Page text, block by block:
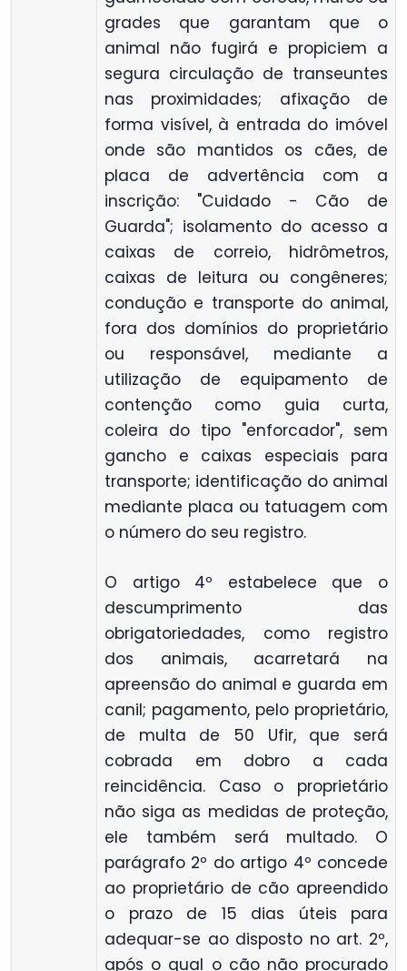
grades que garantam que o
animal não fugirá e propiciem a
segura circulação de transeuntes
nas proximidades; afixação de
forma visível, à entrada do imóvel
onde são mantidos os cães, de
placa de advertência com a
inscrição: "Cuidado - Cão de
Guarda"; isolamento do acesso a
caixas de correio, hidrômetros,
caixas de leitura ou congêneres;
condução e transporte do animal,
fora dos domínios do proprietário
ou responsável, mediante a
utilização de equipamento de
contenção como guia curta,
coleira do tipo "enforcador", sem
gancho e caixas especiais para
transporte; identificação do animal
mediante placa ou tatuagem com
o número do seu registro.
O artigo 4º estabelece que o
descumprimento das
obrigatoriedades, como registro
dos animais, acarretará na
apreensão do animal e guarda em
canil; pagamento, pelo proprietário,
de multa de 50 Ufir, que será
cobrada em dobro a cada
reincidência. Caso o proprietário
não siga as medidas de proteção,
ele também será multado. O
parágrafo 2º do artigo 4º concede
ao proprietário de cão apreendido
o prazo de 15 dias úteis para
adequar-se ao disposto no art. 2º,
após o qual o cão não procurado